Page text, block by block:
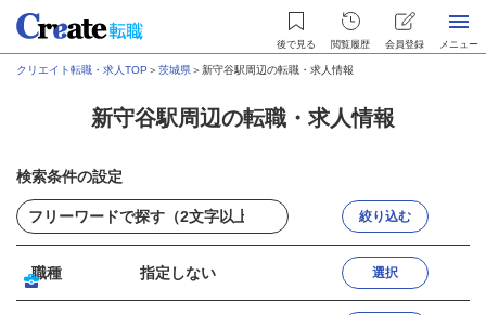
後で見る 閲覧履歴 会員登録 メニュー
クリエイト転職・求人TOP ＞茨城県＞新守谷駅周辺の転職・求人情報
新守谷駅周辺の転職・求人情報
検索条件の設定
絞り込む
職種 指定しない 選択